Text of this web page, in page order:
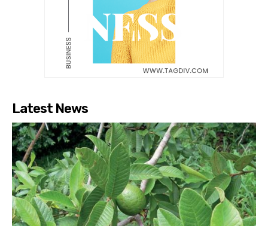
Latest News